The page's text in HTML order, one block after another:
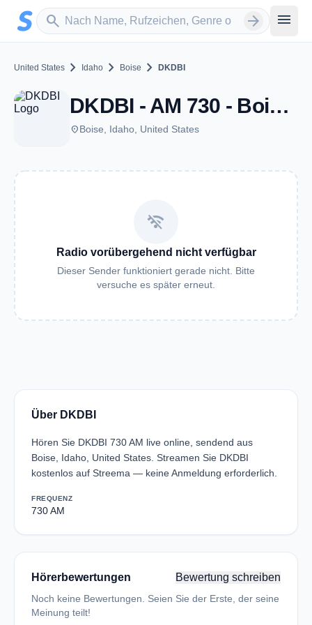
Zum Hauptinhalt springen
search
Sender suchen arrow_forward menu
United States chevron_right Idaho chevron_right Boise chevron_right DKDBI
DKDBI - AM 730 - Boise, ID
placeBoise, Idaho, United States
wifi_off
Radio vorübergehend nicht verfügbar
Dieser Sender funktioniert gerade nicht. Bitte
versuche es später erneut.
Über DKDBI
Hören Sie DKDBI 730 AM live online, sendend aus
Boise, Idaho, United States. Streamen Sie DKDBI
kostenlos auf Streema — keine Anmeldung erforderlich.
FREQUENZ
730 AM
Hörerbewertungen Bewertung schreiben
Noch keine Bewertungen. Seien Sie der Erste, der seine
Meinung teilt!